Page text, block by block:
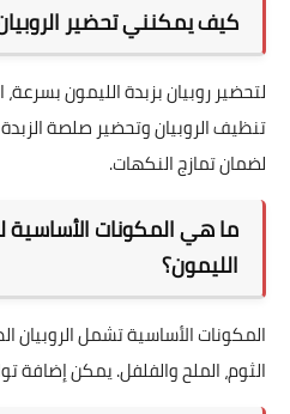
كيف يمكنني تحضير
لتحضير روبيان بزبدة الليمون
تنظيف الروبيان وتحضير صلصة
لضمان تمازج النكهات.
ما هي المكونات الأساسية
الليمون؟
المكونات الأساسية تشمل الروبيان
الثوم، الملح والفلفل. يمكن إضافة